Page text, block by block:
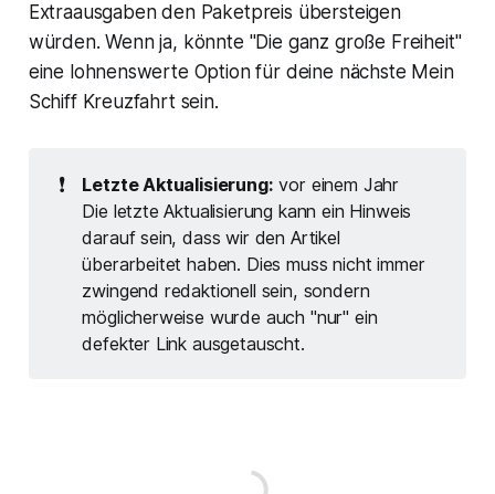
Extraausgaben den Paketpreis übersteigen
würden. Wenn ja, könnte "Die ganz große Freiheit"
eine lohnenswerte Option für deine nächste Mein
Schiff Kreuzfahrt sein.
❗ Letzte Aktualisierung: vor einem Jahr
Die letzte Aktualisierung kann ein Hinweis
darauf sein, dass wir den Artikel
überarbeitet haben. Dies muss nicht immer
zwingend redaktionell sein, sondern
möglicherweise wurde auch "nur" ein
defekter Link ausgetauscht.